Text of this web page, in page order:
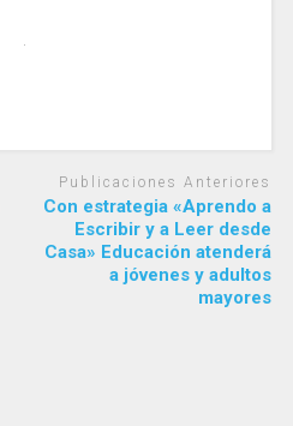
Publicaciones Anteriores
Con estrategia «Aprendo a
Escribir y a Leer desde
Casa» Educación atenderá
a jóvenes y adultos
mayores